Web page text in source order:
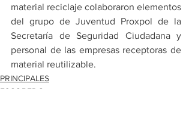
material reciclaje colaboraron elementos
del grupo de Juventud Proxpol de la
Secretaría de Seguridad Ciudadana y
personal de las empresas receptoras de
material reutilizable.
PRINCIPALES
ESCOBEDO